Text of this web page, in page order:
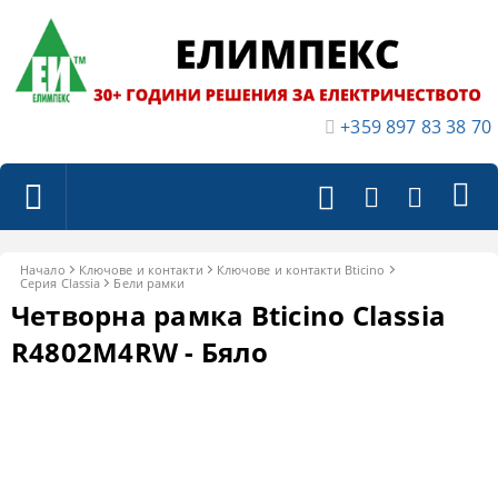
+359 897 83 38 70
Начало Ключове и контакти
Ключове и контакти Bticino
Серия Classia
Бели рамки
Четворна рамка Bticino Classia
R4802M4RW - Бяло